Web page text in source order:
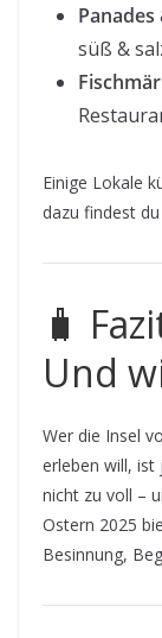
Panades
süß &
Einige Lokale
dazu findest
🧳
Und
Wer die Insel
erleben will, ist
nicht zu voll –
Ostern 2025
Besinnung,